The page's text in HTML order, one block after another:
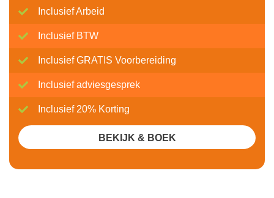
Inclusief Arbeid
Inclusief BTW
Inclusief GRATIS Voorbereiding
Inclusief adviesgesprek
Inclusief 20% Korting
BEKIJK & BOEK